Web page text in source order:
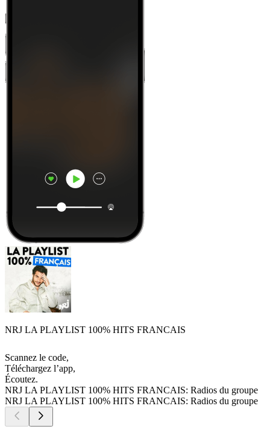
NRJ LA PLAYLIST 100% HITS FRANCAIS
Scannez le code,
Téléchargez l’app,
Écoutez.
NRJ LA PLAYLIST 100% HITS FRANCAIS: Radios du groupe
NRJ LA PLAYLIST 100% HITS FRANCAIS: Radios du groupe